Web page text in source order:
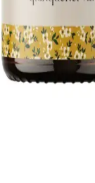
Yağı:
Uçucu Yağ
Yağı, %100 doğal
ferahlatıcı